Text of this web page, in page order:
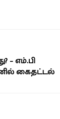
– எம்.பி
கைதட்டல்